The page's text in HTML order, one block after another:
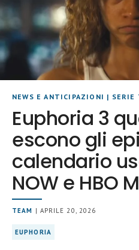
NEWS E ANTICIPAZIONI | SERIE
Euphoria 3
escono gli
calendario
NOW e HBO
TEAM | APRILE 20, 2026
EUPHORIA